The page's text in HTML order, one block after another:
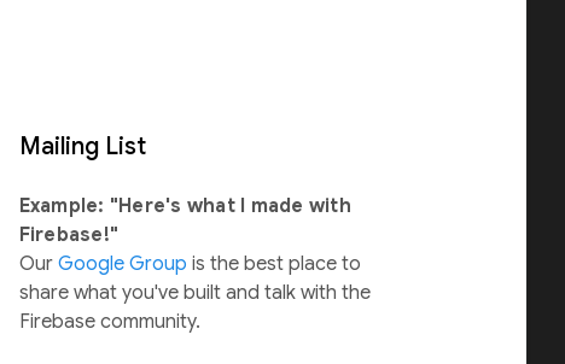
Mailing List
Example: "Here's what I made with
Firebase!"
Our Google Group is the best place to
share what you've built and talk with the
Firebase community.